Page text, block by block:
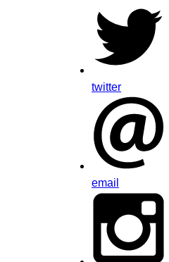
twitter
email